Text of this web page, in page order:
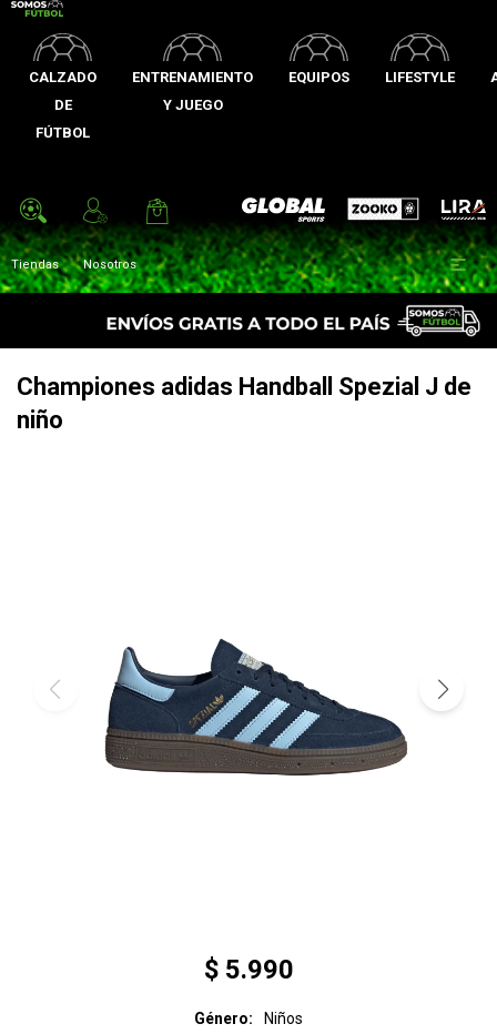
CALZADO
DE
FÚTBOL
ENTRENAMIENTO
Y JUEGO
EQUIPOS LIFESTYLE
Global Sports Zooko Lira
Tiendas Nosotros 
Championes adidas Handball Spezial J de
niño
$ 5.990
Género Niños